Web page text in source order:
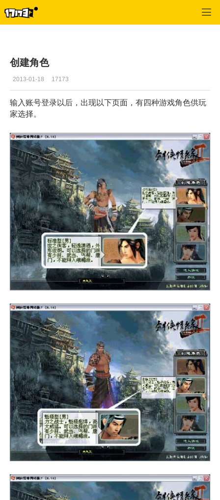
创建角色
2013-01-18 17173
输入账号登录以后，出现以下页面，有四种游戏角色供玩
家选择。